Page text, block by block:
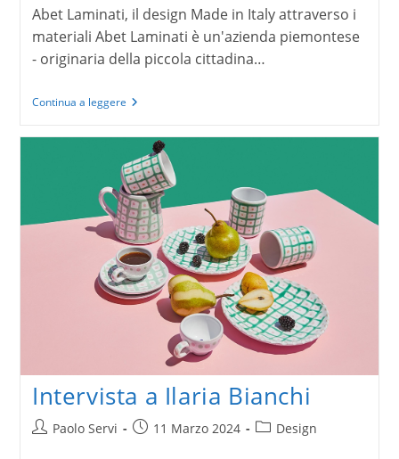
Abet Laminati, il design Made in Italy attraverso i
materiali Abet Laminati è un'azienda piemontese
- originaria della piccola cittadina…
Continua a leggereAbet
design
Made
in
Italy
attraverso
i
materiali
Intervista a Ilaria Bianchi
AutorePaolo Servi
Articolo11 Marzo 2024
Categoria
Design